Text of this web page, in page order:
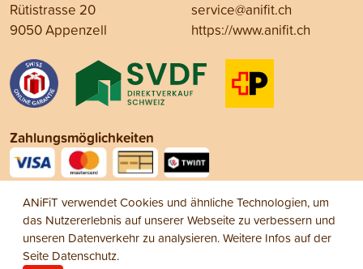
Rütistrasse 20
9050 Appenzell
service@anifit.ch
https://www.anifit.ch
Zahlungsmöglichkeiten
Social Media
ANiFiT verwendet Cookies und ähnliche Technologien, um
das Nutzererlebnis auf unserer Webseite zu verbessern und
unseren Datenverkehr zu analysieren. Weitere Infos auf der
Seite Datenschutz.